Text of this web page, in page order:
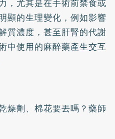
，尤其是在手術前禁食或
顯的生理變化，例如影響
質濃度，甚至肝腎的代謝
中使用的麻醉藥產生交互
燥劑、棉花要丟嗎？藥師